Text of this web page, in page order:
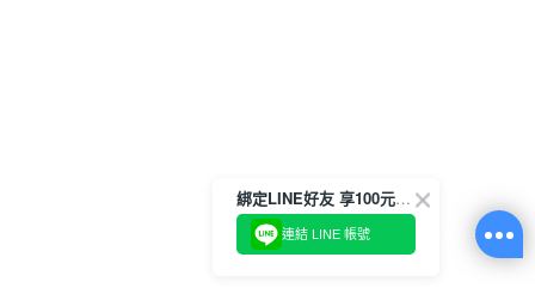
綁定LINE好友 享100元折價券
連結 LINE 帳號